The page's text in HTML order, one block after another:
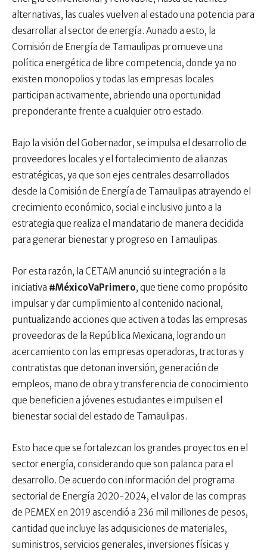
alternativas, las cuales vuelven al estado una potencia para
desarrollar al sector de energía. Aunado a esto, la
Comisión de Energía de Tamaulipas promueve una
política energética de libre competencia, donde ya no
existen monopolios y todas las empresas locales
participan activamente, abriendo una oportunidad
preponderante frente a cualquier otro estado.
Bajo la visión del Gobernador, se impulsa el desarrollo de
proveedores locales y el fortalecimiento de alianzas
estratégicas, ya que son ejes centrales desarrollados
desde la Comisión de Energía de Tamaulipas atrayendo el
crecimiento económico, social e inclusivo junto a la
estrategia que realiza el mandatario de manera decidida
para generar bienestar y progreso en Tamaulipas.
Por esta razón, la CETAM anunció su integración a la
iniciativa #MéxicoVaPrimero, que tiene como propósito
impulsar y dar cumplimiento al contenido nacional,
puntualizando acciones que activen a todas las empresas
proveedoras de la República Mexicana, logrando un
acercamiento con las empresas operadoras, tractoras y
contratistas que detonan inversión, generación de
empleos, mano de obra y transferencia de conocimiento
que beneficien a jóvenes estudiantes e impulsen el
bienestar social del estado de Tamaulipas.
Esto hace que se fortalezcan los grandes proyectos en el
sector energía, considerando que son palanca para el
desarrollo. De acuerdo con información del programa
sectorial de Energía 2020-2024, el valor de las compras
de PEMEX en 2019 ascendió a 236 mil millones de pesos,
cantidad que incluye las adquisiciones de materiales,
suministros, servicios generales, inversiones físicas y